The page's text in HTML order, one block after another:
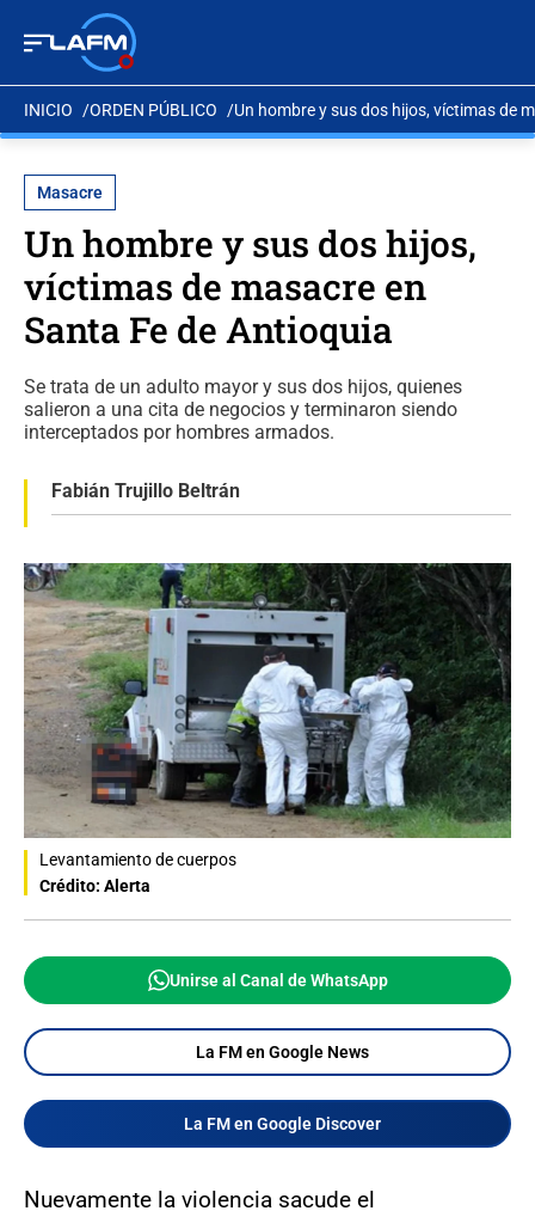
INICIO ORDEN PÚBLICO Un hombre y sus dos hijos, víctimas de
Masacre
Un hombre y sus dos hijos,
víctimas de masacre en
Santa Fe de Antioquia
Se trata de un adulto mayor y sus dos hijos, quienes
salieron a una cita de negocios y terminaron siendo
interceptados por hombres armados.
Fabián Trujillo Beltrán
Levantamiento de cuerpos
Crédito: Alerta
Unirse al Canal de WhatsApp
La FM en Google News
La FM en Google Discover
Nuevamente la violencia sacude el